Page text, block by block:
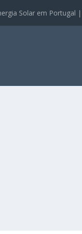
Solar em Portugal